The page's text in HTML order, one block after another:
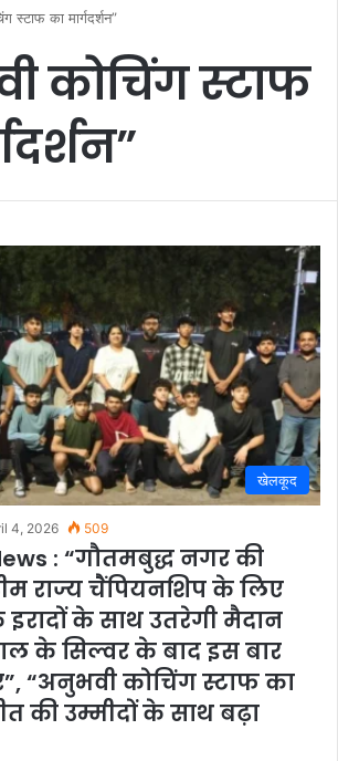
स्टाफ का मार्गदर्शन”
कोचिंग स्टाफ
खेलकूद
4, 2026 509
: “गौतमबुद्ध नगर की
राज्य चैंपियनशिप के लिए
इरादों के साथ उतरेगी मैदान
के सिल्वर के बाद इस बार
“अनुभवी कोचिंग स्टाफ का
की उम्मीदों के साथ बढ़ा